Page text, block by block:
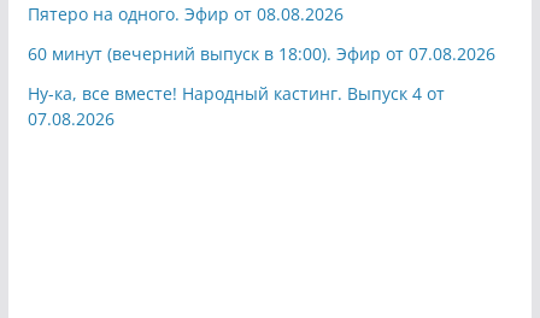
Пятеро на одного. Эфир от 08.08.2026
60 минут (вечерний выпуск в 18:00). Эфир от 07.08.2026
Ну-ка, все вместе! Народный кастинг. Выпуск 4 от
07.08.2026